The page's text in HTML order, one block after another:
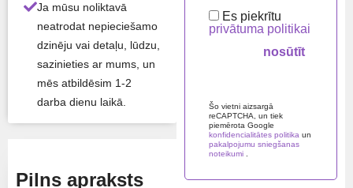
Ja mūsu noliktavā
neatrodat nepieciešamo
dzinēju vai detaļu, lūdzu,
sazinieties ar mums, un
mēs atbildēsim 1-2
darba dienu laikā.
Preču zīme: Iveco
Pilns apraksts
Es piekrītu
privātuma politikai
leave
this
field
empty.
Šo vietni aizsargā
reCAPTCHA, un tiek
piemērota Google
konfidencialitātes politika un
pakalpojumu sniegšanas
noteikumi